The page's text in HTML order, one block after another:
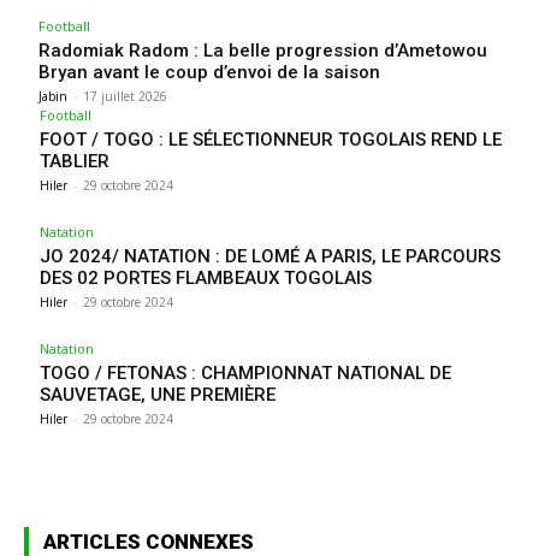
Football
Radomiak Radom : La belle progression d’Ametowou
Bryan avant le coup d’envoi de la saison
Jabin - 17 juillet 2026
Football
FOOT / TOGO : LE SÉLECTIONNEUR TOGOLAIS REND LE
TABLIER
Hiler - 29 octobre 2024
Natation
JO 2024/ NATATION : DE LOMÉ A PARIS, LE PARCOURS
DES 02 PORTES FLAMBEAUX TOGOLAIS
Hiler - 29 octobre 2024
Natation
TOGO / FETONAS : CHAMPIONNAT NATIONAL DE
SAUVETAGE, UNE PREMIÈRE
Hiler - 29 octobre 2024
ARTICLES CONNEXES